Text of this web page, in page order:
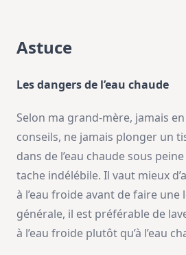
Astuce
Les dangers de l’eau chaude
Selon ma grand-mère, jamais
conseils, ne jamais plonger un
dans de l’eau chaude sous
tache indélébile. Il vaut mieux
à l’eau froide avant de faire une
générale, il est préférable de
à l’eau froide plutôt qu’à l’eau